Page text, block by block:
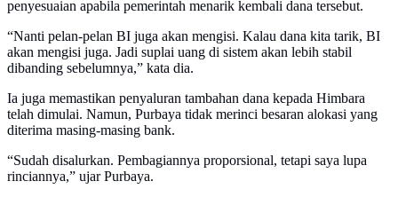
penyesuaian apabila pemerintah menarik kembali dana tersebut.
“Nanti pelan-pelan BI juga akan mengisi. Kalau dana kita tarik, BI
akan mengisi juga. Jadi suplai uang di sistem akan lebih stabil
dibanding sebelumnya,” kata dia.
Ia juga memastikan penyaluran tambahan dana kepada Himbara
telah dimulai. Namun, Purbaya tidak merinci besaran alokasi yang
diterima masing-masing bank.
“Sudah disalurkan. Pembagiannya proporsional, tetapi saya lupa
rinciannya,” ujar Purbaya.